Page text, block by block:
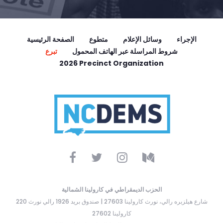
الصفحة الرئيسية متطوع وسائل الإعلام
الإجراء
تبرع
شروط المراسلة عبر الهاتف المحمول
2026 Precinct Organization
الحزب الديمقراطي في كارولينا الشمالية
220 شارع هيلزبره رالي، نورث كارولينا 27603 | صندوق بريد 1926 رالي نورث
كارولينا 27602